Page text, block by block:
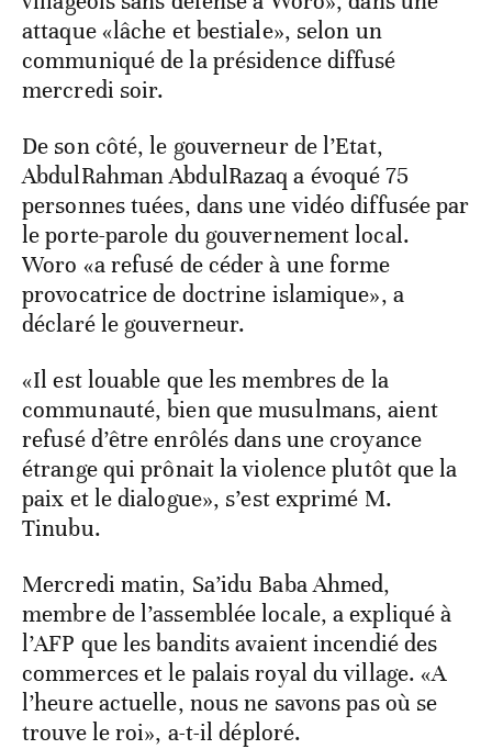
attaque «lâche et bestiale», selon un
communiqué de la présidence diffusé
mercredi soir.
De son côté, le gouverneur de l’Etat,
AbdulRahman AbdulRazaq a évoqué 75
personnes tuées, dans une vidéo diffusée par
le porte-parole du gouvernement local.
Woro «a refusé de céder à une forme
provocatrice de doctrine islamique», a
déclaré le gouverneur.
«Il est louable que les membres de la
communauté, bien que musulmans, aient
refusé d’être enrôlés dans une croyance
étrange qui prônait la violence plutôt que la
paix et le dialogue», s’est exprimé M.
Tinubu.
Mercredi matin, Sa’idu Baba Ahmed,
membre de l’assemblée locale, a expliqué à
l’AFP que les bandits avaient incendié des
commerces et le palais royal du village. «A
l’heure actuelle, nous ne savons pas où se
trouve le roi», a-t-il déploré.